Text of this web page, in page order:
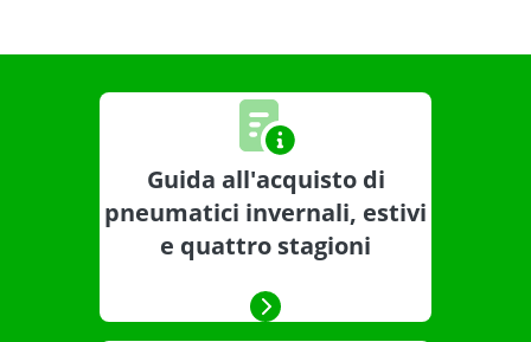
Guida all'acquisto di
pneumatici invernali, estivi
e quattro stagioni